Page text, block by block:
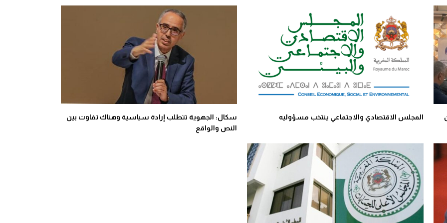
المجلس الاقتصادي والاجتماعي ينتخب مسؤوليه
سكال: الجهوية تتطلب إرادة سياسية وهناك تفاوت بين
النص والواقع